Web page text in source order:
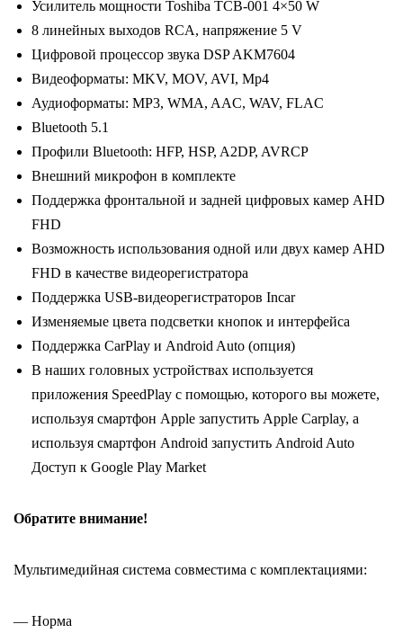
дюймов
Усилитель мощности Toshiba TCB-001 4×50 W
8 линейных выходов RCA, напряжение 5 V
Цифровой процессор звука DSP AKM7604
Видеоформаты: MKV, MOV, AVI, Mp4
Аудиоформаты: MP3, WMA, AAC, WAV, FLAC
Bluetooth 5.1
Профили Bluetooth: HFP, HSP, A2DP, AVRCP
Внешний микрофон в комплекте
Поддержка фронтальной и задней цифровых камер AHD
FHD
Возможность использования одной или двух камер AHD
FHD в качестве видеорегистратора
Поддержка USB-видеорегистраторов Incar
Изменяемые цвета подсветки кнопок и интерфейса
Поддержка CarPlay и Android Auto (опция)
В наших головных устройствах используется
приложения SpeedPlay с помощью, которого вы можете,
используя смартфон Apple запустить Apple Carplay, а
используя смартфон Android запустить Android Auto
Доступ к Google Play Market
Обратите внимание!
Мультимедийная система совместима с комплектациями:
— Норма